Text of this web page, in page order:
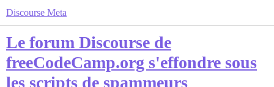
Discourse Meta
Le forum Discourse de
freeCodeCamp.org s'effondre sous
les scripts de spammeurs